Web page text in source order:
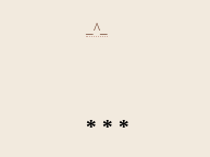
_^_
* * *